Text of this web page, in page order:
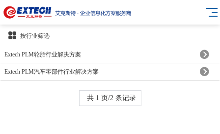
按行业筛选
Extech PLM轮胎行业解决方案
Extech PLM汽车零部件行业解决方案
共 1 页/2 条记录